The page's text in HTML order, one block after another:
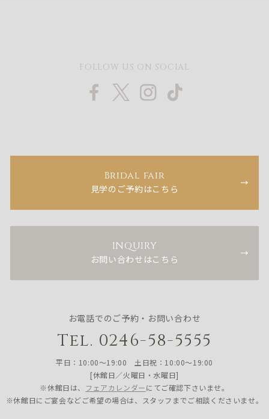
FOLLOW US ON SOCIAL
Bridal fair
見学のご予約はこちら
INQUIRY
お問い合わせはこちら
お電話でのご予約・お問い合わせ
Tel. 0246-58-5555
平日：10:00〜19:00 土日祝：10:00〜19:00
[休館日／火曜日・水曜日]
※休館日は、 フェアカレンダーにてご確認下さいませ。
※休館日にご宴会などご希望の場合は、スタッフまでご相談くださいませ。